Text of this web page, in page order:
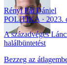
Rényi Pál Dániel
POLITIKA
2023.
A századvéges
halálbüntetést
Bezzeg az